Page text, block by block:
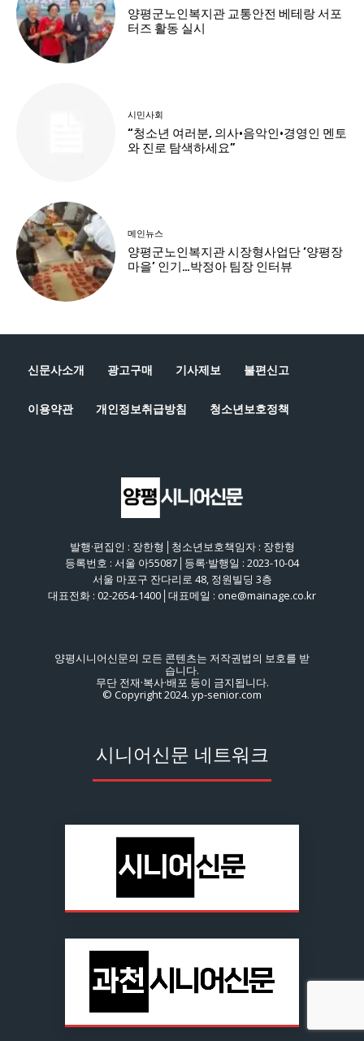
신문사소개 광고구매 기사제보 불편신고
이용약관 개인정보취급방침 청소년보호정책
발행·편집인 : 장한형│청소년보호책임자 : 장한형
등록번호 : 서울 아55087│등록·발행일 : 2023-10-04
서울 마포구 잔다리로 48, 정원빌딩 3층
대표전화 : 02-2654-1400│대표메일 : one@mainage.co.kr
양평시니어신문의 모든 콘텐츠는 저작권법의 보호를 받
습니다.
무단 전재·복사·배포 등이 금지됩니다.
© Copyright 2024. yp-senior.com
시니어신문 네트워크